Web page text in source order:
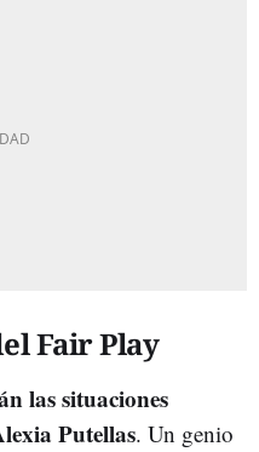
Fair Play
las situaciones
Putellas. Un genio